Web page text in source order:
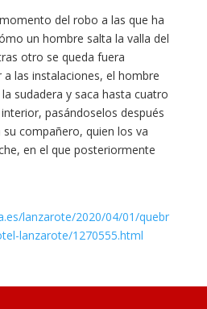
del robo a las que ha
un hombre salta la valla del
otro se queda fuera
a las instalaciones, el hombre
sudadera y saca hasta cuatro
pasándoselos después
compañero, quien los va
en el que posteriormente
lanzarote/2020/04/01/quebr
lanzarote/1270555.html